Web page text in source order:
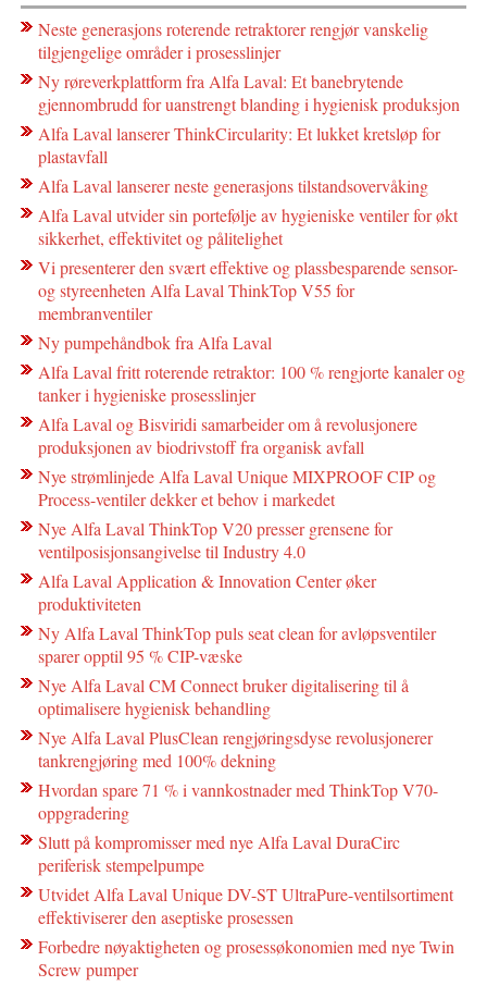
Neste generasjons roterende retraktorer rengjør vanskelig
tilgjengelige områder i prosesslinjer
Ny røreverkplattform fra Alfa Laval: Et banebrytende
gjennombrudd for uanstrengt blanding i hygienisk produksjon
Alfa Laval lanserer ThinkCircularity: Et lukket kretsløp for
plastavfall
Alfa Laval lanserer neste generasjons tilstandsovervåking
Alfa Laval utvider sin portefølje av hygieniske ventiler for økt
sikkerhet, effektivitet og pålitelighet
Vi presenterer den svært effektive og plassbesparende sensor-
og styreenheten Alfa Laval ThinkTop V55 for
membranventiler
Ny pumpehåndbok fra Alfa Laval
Alfa Laval fritt roterende retraktor: 100 % rengjorte kanaler og
tanker i hygieniske prosesslinjer
Alfa Laval og Bisviridi samarbeider om å revolusjonere
produksjonen av biodrivstoff fra organisk avfall
Nye strømlinjede Alfa Laval Unique MIXPROOF CIP og
Process-ventiler dekker et behov i markedet
Nye Alfa Laval ThinkTop V20 presser grensene for
ventilposisjonsangivelse til Industry 4.0
Alfa Laval Application & Innovation Center øker
produktiviteten
Ny Alfa Laval ThinkTop puls seat clean for avløpsventiler
sparer opptil 95 % CIP-væske
Nye Alfa Laval CM Connect bruker digitalisering til å
optimalisere hygienisk behandling
Nye Alfa Laval PlusClean rengjøringsdyse revolusjonerer
tankrengjøring med 100% dekning
Hvordan spare 71 % i vannkostnader med ThinkTop V70-
oppgradering
Slutt på kompromisser med nye Alfa Laval DuraCirc
periferisk stempelpumpe
Utvidet Alfa Laval Unique DV-ST UltraPure-ventilsortiment
effektiviserer den aseptiske prosessen
Forbedre nøyaktigheten og prosessøkonomien med nye Twin
Screw pumper